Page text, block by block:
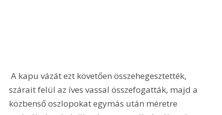
A kapu vázát ezt követően összehegesztették,
szárait felül az íves vassal összefogatták, majd a
közbenső oszlopokat egymás után méretre